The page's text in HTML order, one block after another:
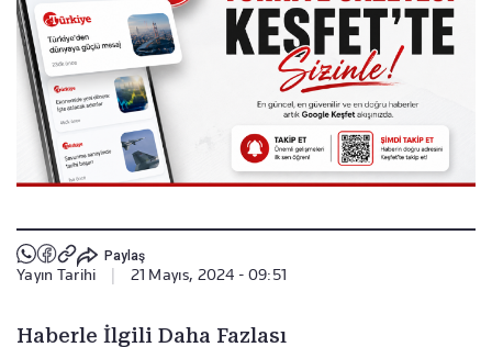
Paylaş
Yayın Tarihi 21 Mayıs, 2024 - 09:51
Haberle İlgili Daha Fazlası